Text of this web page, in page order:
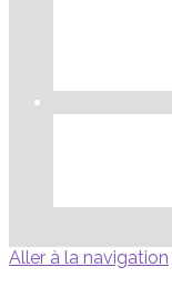
Aller à la navigation